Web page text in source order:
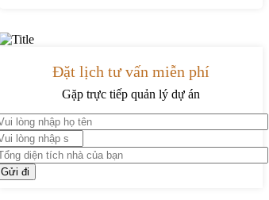
Đặt lịch tư vấn miễn phí
Gặp trực tiếp quản lý dự án